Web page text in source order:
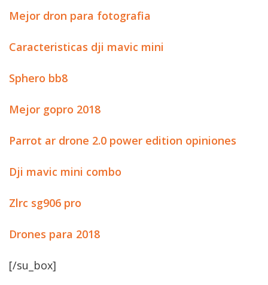
Mejor dron para fotografia
Caracteristicas dji mavic mini
Sphero bb8
Mejor gopro 2018
Parrot ar drone 2.0 power edition opiniones
Dji mavic mini combo
Zlrc sg906 pro
Drones para 2018
[/su_box]